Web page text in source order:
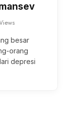
besar
orang
depresi